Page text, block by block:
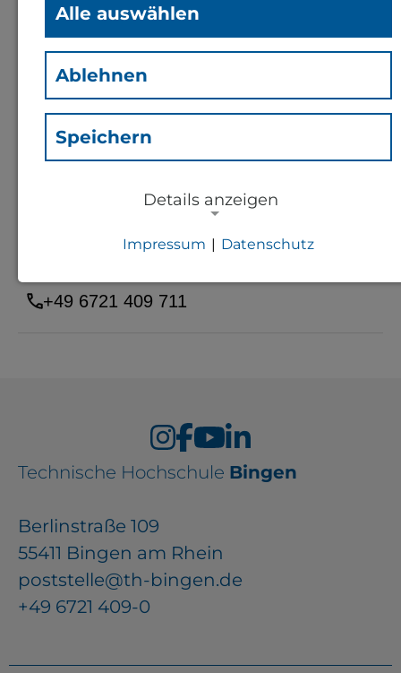
Shyhrete Istrefi (Ish)
Auszubildende
Studierendenservice
s.istrefi@th-bingen.de
+49 6721 409 711
Technische Hochschule Bingen
Berlinstraße 109
55411 Bingen am Rhein
poststelle@th-bingen.de
+49 6721 409-0
Alle auswählen
Ablehnen
Speichern
Details anzeigen
Notwendige Cookies zur Session-
EXTERNE MEDIEN
Benutzerdaten durch
Drittanbieter, bspw. über das
Einbinden externer Videos,
Standortdaten oder
Impressum | Datenschutz